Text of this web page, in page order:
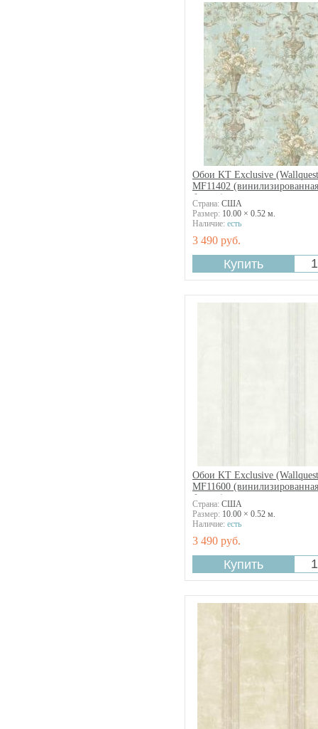
Обои KT Exclusive
MF11402 (винилизированная
бумага)
Страна: США
Размер: 10.00 × 0.52 м.
Наличие: есть
3 490 руб.
Обои KT Exclusive
MF11600 (винилизированная
бумага)
Страна: США
Размер: 10.00 × 0.52 м.
Наличие: есть
3 490 руб.